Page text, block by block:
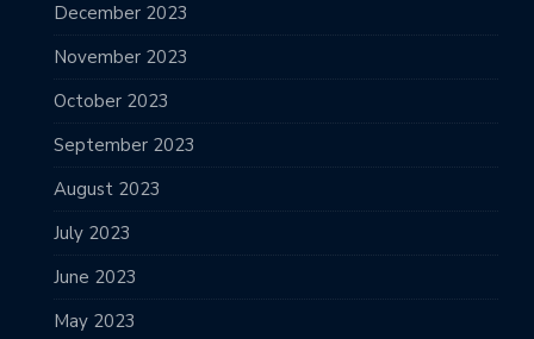
December 2023
November 2023
October 2023
September 2023
August 2023
July 2023
June 2023
May 2023